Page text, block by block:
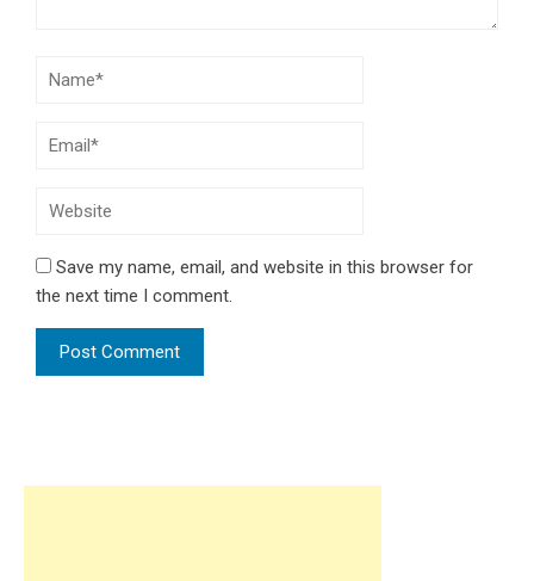
Save my name, email, and website in this browser for
the next time I comment.